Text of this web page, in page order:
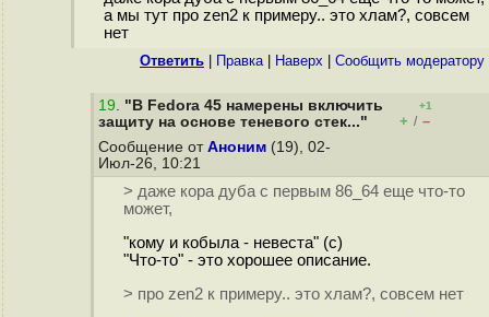
а мы тут про zen2 к примеру.. это хлам?, совсем
нет
Ответить Правка| Наверх Cообщить модератору
19. "В Fedora 45 намерены включить
защиту на основе теневого стек..."
+1
+ / –
Сообщение от Аноним (19), 02-
Июл-26, 10:21
> даже кора дуба с первым 86_64 еще что-то
может,
"кому и кобыла - невеста" (с)
"Что-то" - это хорошее описание.
> про zen2 к примеру.. это хлам?, совсем нет